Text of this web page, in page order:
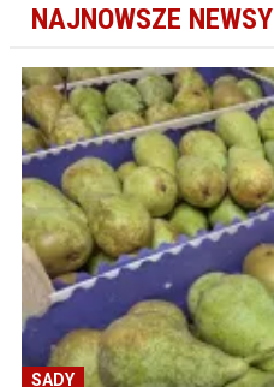
NAJNOWSZE NEWSY
SADY